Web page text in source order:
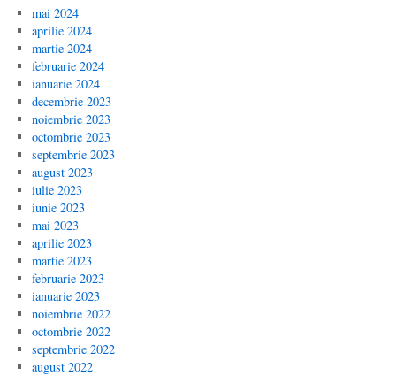
mai 2024
aprilie 2024
martie 2024
februarie 2024
ianuarie 2024
decembrie 2023
noiembrie 2023
octombrie 2023
septembrie 2023
august 2023
iulie 2023
iunie 2023
mai 2023
aprilie 2023
martie 2023
februarie 2023
ianuarie 2023
noiembrie 2022
octombrie 2022
septembrie 2022
august 2022